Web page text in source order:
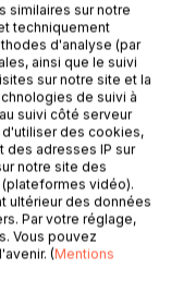
agronome,
d'un jeune
avide
jusqu'au
après une vie
Capricorne : aire
sur chacune
le Maroc,
le lecteur est
similaires sur notre
techniquement
d'analyse (par
ainsi que le suivi
sur notre site et la
de suivi à
suivi côté serveur
des cookies,
des adresses IP sur
notre site des
vidéo).
ultérieur des données
Par votre réglage,
Vous pouvez
(Mentions